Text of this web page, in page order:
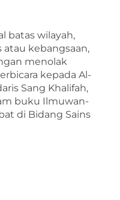
batas wilayah,
kebangsaan,
menolak
kepada Al-
Sang Khalifah,
buku Ilmuwan-
di Bidang Sains